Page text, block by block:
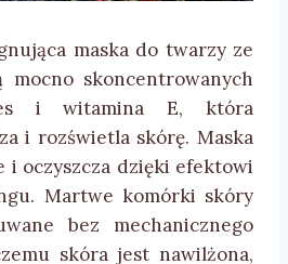
maska do twarzy ze
mocno skoncentrowanych
i witamina E, która
i rozświetla skórę. Maska
i oczyszcza dzięki efektowi
Martwe komórki skóry
bez mechanicznego
skóra jest nawilżona,